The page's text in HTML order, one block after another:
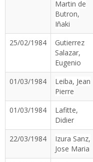
Martin de
Butron,
Iñaki
25/02/1984
Gutierrez
Salazar,
Eugenio
01/03/1984
Leiba, Jean
Pierre
01/03/1984
Lafitte,
Didier
22/03/1984
Izura Sanz,
Jose Maria